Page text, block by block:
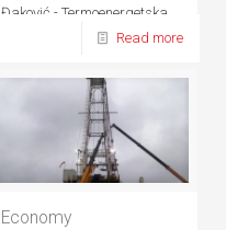
Đaković - Termoenergetska
postrojenja (ĐĐ-TEP)Read more
Economy